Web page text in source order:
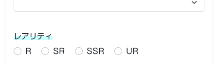
レアリティ
R
SR SSR UR